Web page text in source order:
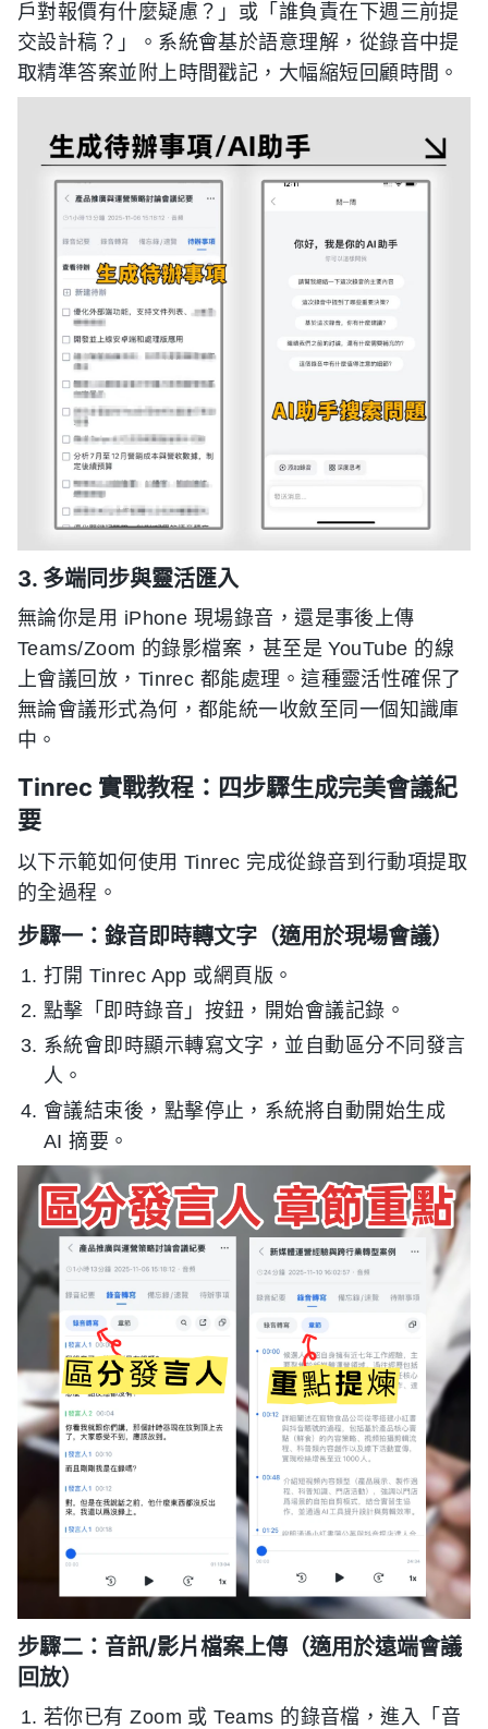
戶對報價有什麼疑慮？」或「誰負責在下週三前提
交設計稿？」。系統會基於語意理解，從錄音中提
取精準答案並附上時間戳記，大幅縮短回顧時間。
3. 多端同步與靈活匯入
無論你是用 iPhone 現場錄音，還是事後上傳
Teams/Zoom 的錄影檔案，甚至是 YouTube 的線
上會議回放，Tinrec 都能處理。這種靈活性確保了
無論會議形式為何，都能統一收斂至同一個知識庫
中。
Tinrec 實戰教程：四步驟生成完美會議紀
要
以下示範如何使用 Tinrec 完成從錄音到行動項提取
的全過程。
步驟一：錄音即時轉文字（適用於現場會議）
打開 Tinrec App 或網頁版。
點擊「即時錄音」按鈕，開始會議記錄。
系統會即時顯示轉寫文字，並自動區分不同發言
人。
會議結束後，點擊停止，系統將自動開始生成
AI 摘要。
步驟二：音訊/影片檔案上傳（適用於遠端會議
回放）
若你已有 Zoom 或 Teams 的錄音檔，進入「音